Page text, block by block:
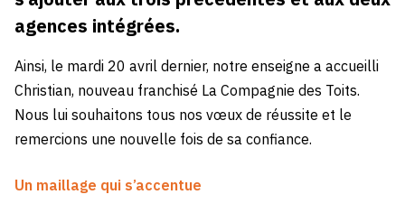
agences intégrées.
Ainsi, le mardi 20 avril dernier, notre enseigne a accueilli
Christian, nouveau franchisé La Compagnie des Toits.
Nous lui souhaitons tous nos vœux de réussite et le
remercions une nouvelle fois de sa confiance.
Un maillage qui s’accentue